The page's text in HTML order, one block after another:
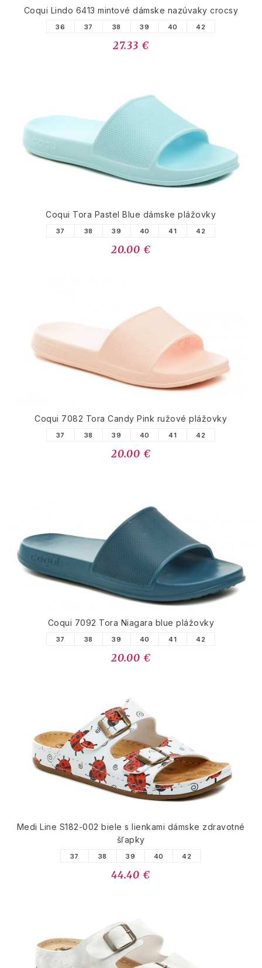
Coqui Lindo 6413 mintové dámske nazúvaky crocsy
36 37 38 39 40 42
27.33 €
Coqui Tora Pastel Blue dámske plážovky
37 38 39 40 41 42
20.00 €
Coqui 7082 Tora Candy Pink ružové plážovky
37 38 39 40 41 42
20.00 €
Coqui 7092 Tora Niagara blue plážovky
37 38 39 40 41 42
20.00 €
Medi Line S182-002 biele s lienkami dámske zdravotné
šľapky
37 38 39 40 42
44.40 €